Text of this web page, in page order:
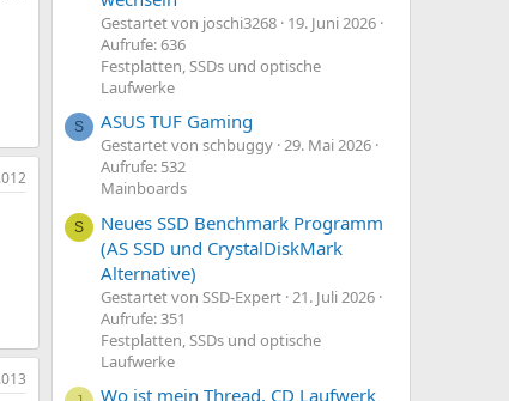
Gestartet von joschi3268 19. Juni 2026
Aufrufe: 636
Festplatten, SSDs und optische
Laufwerke
S ASUS TUF Gaming
Gestartet von schbuggy 29. Mai 2026
Aufrufe: 532
Mainboards
S
Neues SSD Benchmark Programm
(AS SSD und CrystalDiskMark
Alternative)
Gestartet von SSD-Expert 21. Juli 2026
Aufrufe: 351
Festplatten, SSDs und optische
Laufwerke
Wo ist mein Thread, CD Laufwerk